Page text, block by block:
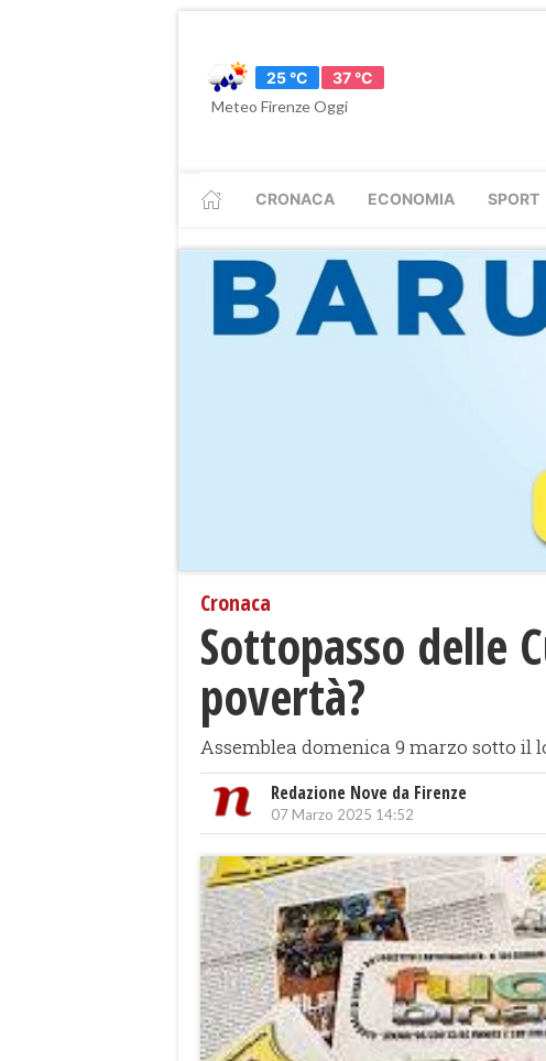
25 °C
37 °C
Meteo Firenze Oggi
CRONACA ECONOMIA SPORT
Cronaca
Sottopasso delle
povertà?
Assemblea domenica 9 marzo sotto il
Redazione Nove da Firenze
07 Marzo 2025 14:52